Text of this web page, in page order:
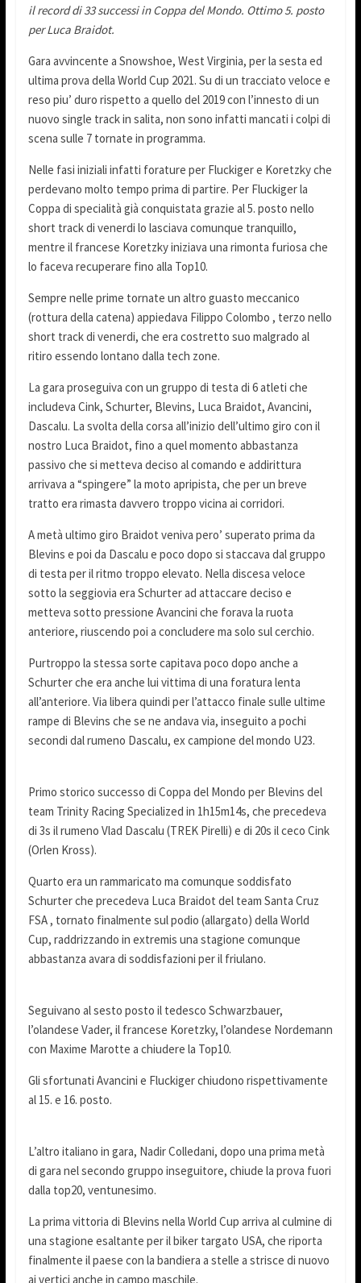
il record di 33 successi in Coppa del Mondo. Ottimo 5. posto
per Luca Braidot.
Gara avvincente a Snowshoe, West Virginia, per la sesta ed
ultima prova della World Cup 2021. Su di un tracciato veloce e
reso piu’ duro rispetto a quello del 2019 con l’innesto di un
nuovo single track in salita, non sono infatti mancati i colpi di
scena sulle 7 tornate in programma.
Nelle fasi iniziali infatti forature per Fluckiger e Koretzky che
perdevano molto tempo prima di partire. Per Fluckiger la
Coppa di specialità già conquistata grazie al 5. posto nello
short track di venerdi lo lasciava comunque tranquillo,
mentre il francese Koretzky iniziava una rimonta furiosa che
lo faceva recuperare fino alla Top10.
Sempre nelle prime tornate un altro guasto meccanico
(rottura della catena) appiedava Filippo Colombo , terzo nello
short track di venerdi, che era costretto suo malgrado al
ritiro essendo lontano dalla tech zone.
La gara proseguiva con un gruppo di testa di 6 atleti che
includeva Cink, Schurter, Blevins, Luca Braidot, Avancini,
Dascalu. La svolta della corsa all’inizio dell’ultimo giro con il
nostro Luca Braidot, fino a quel momento abbastanza
passivo che si metteva deciso al comando e addirittura
arrivava a “spingere” la moto apripista, che per un breve
tratto era rimasta davvero troppo vicina ai corridori.
A metà ultimo giro Braidot veniva pero’ superato prima da
Blevins e poi da Dascalu e poco dopo si staccava dal gruppo
di testa per il ritmo troppo elevato. Nella discesa veloce
sotto la seggiovia era Schurter ad attaccare deciso e
metteva sotto pressione Avancini che forava la ruota
anteriore, riuscendo poi a concludere ma solo sul cerchio.
Purtroppo la stessa sorte capitava poco dopo anche a
Schurter che era anche lui vittima di una foratura lenta
all’anteriore. Via libera quindi per l’attacco finale sulle ultime
rampe di Blevins che se ne andava via, inseguito a pochi
secondi dal rumeno Dascalu, ex campione del mondo U23.
Primo storico successo di Coppa del Mondo per Blevins del
team Trinity Racing Specialized in 1h15m14s, che precedeva
di 3s il rumeno Vlad Dascalu (TREK Pirelli) e di 20s il ceco Cink
(Orlen Kross).
Quarto era un rammaricato ma comunque soddisfato
Schurter che precedeva Luca Braidot del team Santa Cruz
FSA , tornato finalmente sul podio (allargato) della World
Cup, raddrizzando in extremis una stagione comunque
abbastanza avara di soddisfazioni per il friulano.
Seguivano al sesto posto il tedesco Schwarzbauer,
l’olandese Vader, il francese Koretzky, l’olandese Nordemann
con Maxime Marotte a chiudere la Top10.
Gli sfortunati Avancini e Fluckiger chiudono rispettivamente
al 15. e 16. posto.
L’altro italiano in gara, Nadir Colledani, dopo una prima metà
di gara nel secondo gruppo inseguitore, chiude la prova fuori
dalla top20, ventunesimo.
La prima vittoria di Blevins nella World Cup arriva al culmine di
una stagione esaltante per il biker targato USA, che riporta
finalmente il paese con la bandiera a stelle a strisce di nuovo
ai vertici anche in campo maschile.